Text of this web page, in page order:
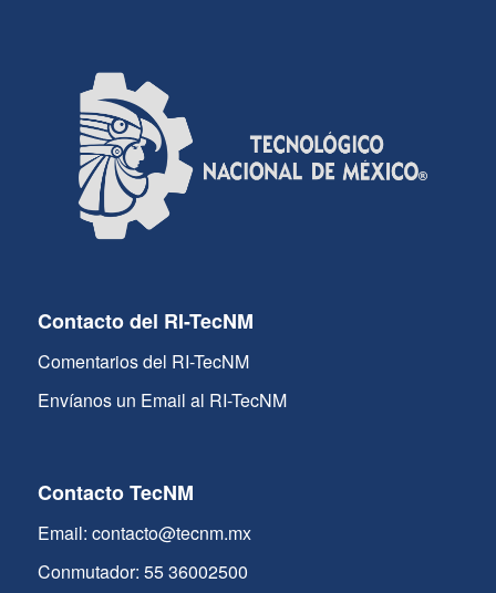
Contacto del RI-TecNM
Comentarios del RI-TecNM
Envíanos un Email al RI-TecNM
Contacto TecNM
Email: contacto@tecnm.mx
Conmutador: 55 36002500